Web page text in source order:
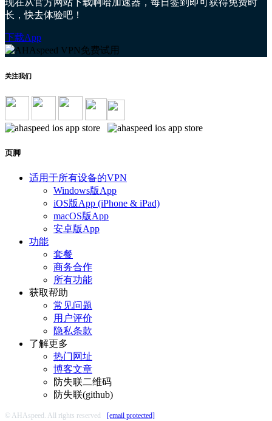
长，快去体验吧！
下载App
关注我们
页脚
适用于所有设备的VPN
Windows版App
iOS版App (iPhone & iPad)
macOS版App
安卓版App
功能
套餐
商务合作
所有功能
获取帮助
常见问题
用户评价
隐私条款
了解更多
热门网址
博客文章
防失联二维码
防失联(github)
© AHAspeed. All rights reserved [email protected]